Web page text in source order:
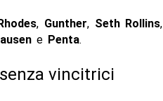
, Gunther, Seth Rollins,
e Penta.
vincitrici